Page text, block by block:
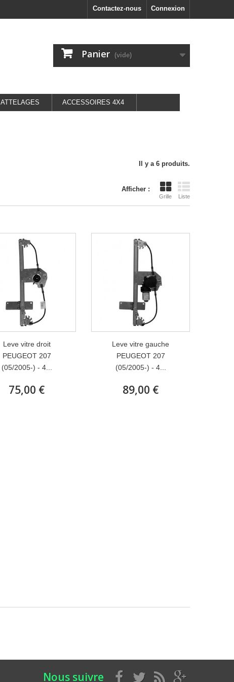
Connexion
Contactez-nous
Panier (vide)
ATTELAGES ACCESSOIRES 4X4
Il y a 6 produits.
Afficher :
Grille Liste
Leve vitre droit
PEUGEOT 207
(05/2005-) - 4...
75,00 €
Leve vitre gauche
PEUGEOT 207
(05/2005-) - 4...
89,00 €
Nous suivre